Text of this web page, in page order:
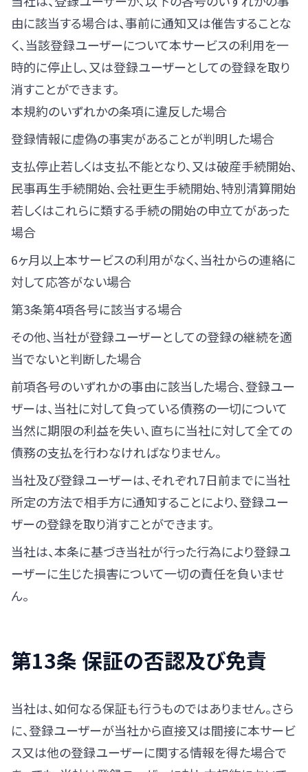
由に該当する場合は、事前に通知又は催告することな
く、当該登録ユーザーについて本サービスの利用を一
時的に停止し、又は登録ユーザーとしての登録を取り
消すことができます。
本規約のいずれかの条項に違反した場合
登録情報に虚偽の事実があることが判明した場合
支払停止若しくは支払不能となり、又は破産手続開始、
民事再生手続開始、会社更生手続開始、特別清算開始
若しくはこれらに類する手続の開始の申立てがあった
場合
6ヶ月以上本サービスの利用がなく、当社からの連絡に
対して応答がない場合
第3条第4項各号に該当する場合
その他、当社が登録ユーザーとしての登録の継続を適
当でないと判断した場合
前項各号のいずれかの事由に該当した場合、登録ユー
ザーは、当社に対して負っている債務の一切について
当然に期限の利益を失い、直ちに当社に対して全ての
債務の支払を行わなければなりません。
当社及び登録ユーザーは、それぞれ7日前までに当社
所定の方法で相手方に通知することにより、登録ユー
ザーの登録を取り消すことができます。
当社は、本条に基づき当社が行った行為により登録ユ
ーザーに生じた損害について一切の責任を負いませ
ん。
第13条 保証の否認及び免責
当社は、如何なる保証も行うものではありません。さら
に、登録ユーザーが当社から直接又は間接に本サービ
ス又は他の登録ユーザーに関する情報を得た場合で